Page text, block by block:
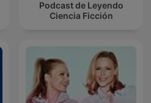
Podcast de Leyendo
Ciencia Ficción